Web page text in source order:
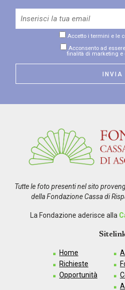
Accetto i termini e le
Acconsento ad
finalità di marketing e
Tutte le foto presenti nel sito
della Fondazione Cassa di
La Fondazione aderisce alla
Home
Richieste
Opportunità